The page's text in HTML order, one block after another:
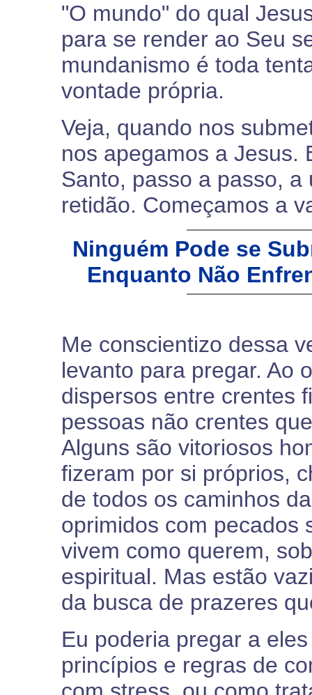
"O mundo" do qual
para se render ao Seu
mundanismo é toda
vontade própria.
Veja, quando nos
nos apegamos a Jesus.
Santo, passo a passo,
retidão. Começamos a
Ninguém Pode se
Enquanto Não
Me conscientizo dessa
levanto para pregar. Ao
dispersos entre crentes
pessoas não crentes
Alguns são vitoriosos
fizeram por si próprios,
de todos os caminhos
oprimidos com pecados
vivem como querem,
espiritual. Mas estão
da busca de prazeres
Eu poderia pregar a
princípios e regras de